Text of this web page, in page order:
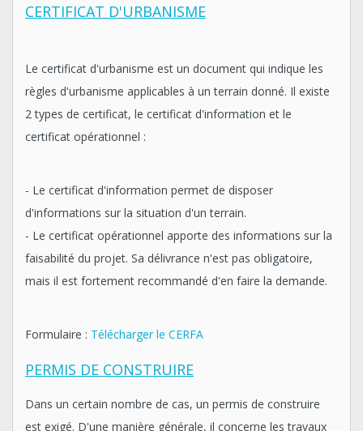
CERTIFICAT D'URBANISME
Le certificat d'urbanisme est un document qui indique les
règles d'urbanisme applicables à un terrain donné. Il existe
2 types de certificat, le certificat d'information et le
certificat opérationnel :
- Le certificat d'information permet de disposer
d'informations sur la situation d'un terrain.
- Le certificat opérationnel apporte des informations sur la
faisabilité du projet. Sa délivrance n'est pas obligatoire,
mais il est fortement recommandé d'en faire la demande.
Formulaire : Télécharger le CERFA
PERMIS DE CONSTRUIRE
Dans un certain nombre de cas, un permis de construire
est exigé. D'une manière générale, il concerne les travaux